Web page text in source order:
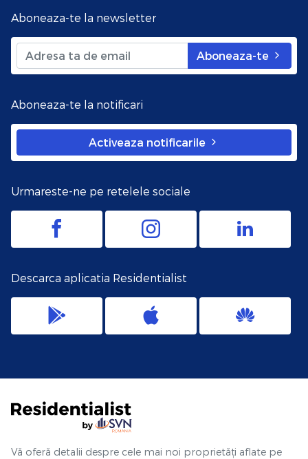
Aboneaza-te la newsletter
Aboneaza-te
Aboneaza-te la notificari
Activeaza notificarile
Urmareste-ne pe retelele sociale
Descarca aplicatia Residentialist
Vă oferă detalii despre cele mai noi proprietăți aflate pe